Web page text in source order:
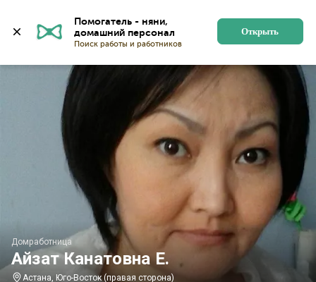
Помогатель - няни,
Поиск работы и работников
Открыть
Айзат Канатовна Е.
Домработница
Астана, Юго-Восток (правая сторона)